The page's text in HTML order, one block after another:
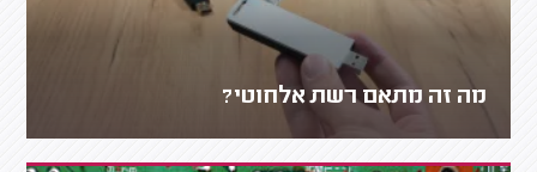
מה זה מתאם רשת אלחוטי?